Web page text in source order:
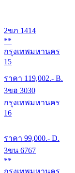
2ขภ 1414
**
กรุงเทพมหานคร
15
ราคา 119,002.- B.
3ขฮ 3030
กรุงเทพมหานคร
16
ราคา 99,000.- D.
3ขน 6767
**
กรุงเทพมหานคร